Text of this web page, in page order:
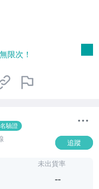
限次！
驗證
追蹤
未出貨率
--